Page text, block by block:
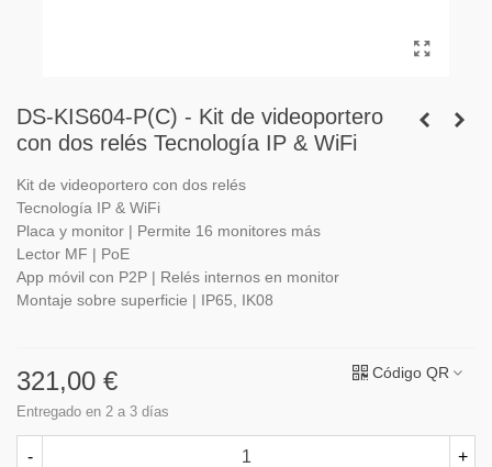
DS-KIS604-P(C) - Kit de videoportero
con dos relés Tecnología IP & WiFi
Kit de videoportero con dos relés
Tecnología IP & WiFi
Placa y monitor | Permite 16 monitores más
Lector MF | PoE
App móvil con P2P | Relés internos en monitor
Montaje sobre superficie | IP65, IK08
321,00 €
Entregado en 2 a 3 días
Código QR
- +